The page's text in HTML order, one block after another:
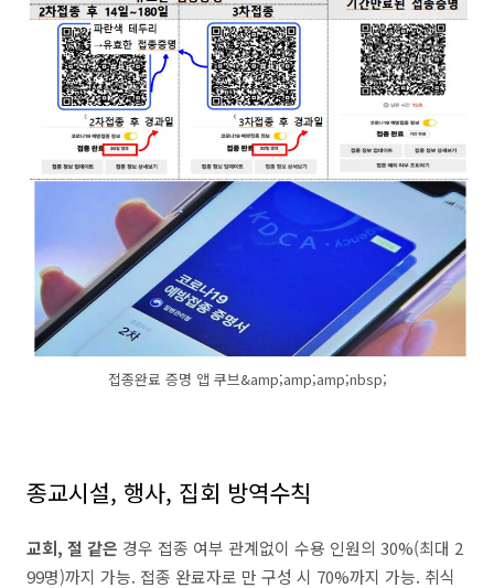
접종완료 증명 앱 쿠브&amp;amp;amp;nbsp;
종교시설, 행사, 집회 방역수칙
교회, 절 같은 경우 접종 여부 관계없이 수용 인원의 30%(최대 2
99명)까지 가능. 접종 완료자로 만 구성 시 70%까지 가능. 취식